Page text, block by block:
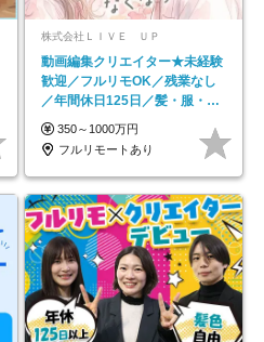
株式会社ＬＩＶＥ ＵＰ
動画編集クリエイター★未経験
歓迎／フルリモOK／残業なし
／年間休日125日／髪・服・ネ
イル自由／研修充実で安心
350～1000万円
フルリモートあり